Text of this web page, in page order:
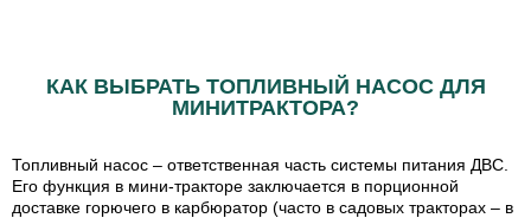
КАК ВЫБРАТЬ ТОПЛИВНЫЙ НАСОС ДЛЯ
МИНИТРАКТОРА?
Топливный насос – ответственная часть системы питания ДВС.
Его функция в мини-тракторе заключается в порционной
доставке горючего в карбюратор (часто в садовых тракторах – в